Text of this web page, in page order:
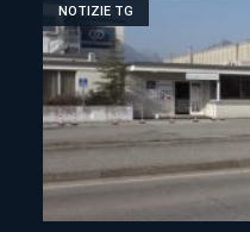
NOTIZIE TG